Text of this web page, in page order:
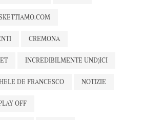
CREMONA
INCREDIBILMENTE UND)ICI
DE FRANCESCO NOTIZIE
OFF